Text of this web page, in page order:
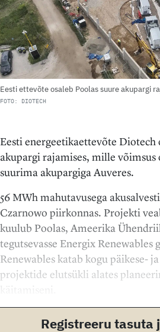
Eesti ettevõte osaleb Poolas suure akupargi
FOTO: DIOTECH
Eesti energeetikaettevõte Diotech
akupargi rajamises, mille võimsus
suurima akupargiga Auveres.
56 MWh mahutavusega
Czarnowo piirkonnas. Projekti
kuulub Poolas, Ameerika
tegutsevasse Energix Renewables
Renewables katab kogu päikese-
projektide elutsükli alates
käitamiseni.
Registreeru tasuta